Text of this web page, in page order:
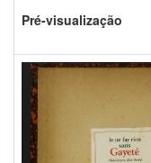
Pré-visualização